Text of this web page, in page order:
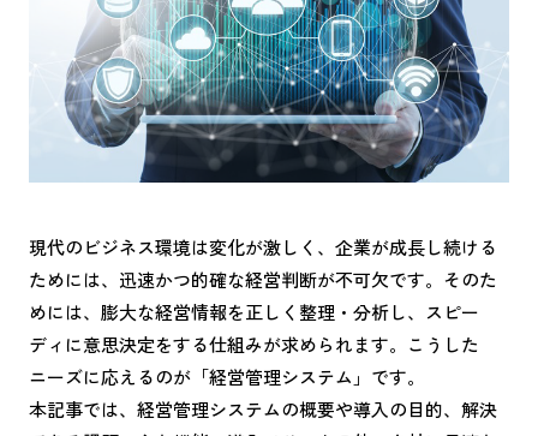
現代のビジネス環境は変化が激しく、企業が成長し続ける
ためには、迅速かつ的確な経営判断が不可欠です。そのた
めには、膨大な経営情報を正しく整理・分析し、スピー
ディに意思決定をする仕組みが求められます。こうした
ニーズに応えるのが「経営管理システム」です。
本記事では、経営管理システムの概要や導入の目的、解決